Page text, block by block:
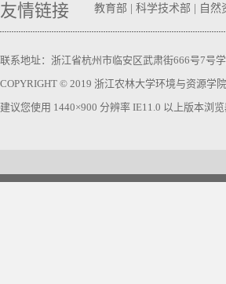
友情链接 教育部 科学技术部 自然
联系地址：浙江省杭州市临安区武肃街666号7号
COPYRIGHT © 2019 浙江农林大学环境与资源学
建议您使用 1440×900 分辨率 IE11.0 以上版本浏